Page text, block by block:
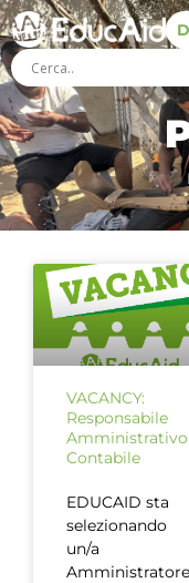
VACANCY:
Responsabile
Contabile
EDUCAID sta
selezionando
un/a